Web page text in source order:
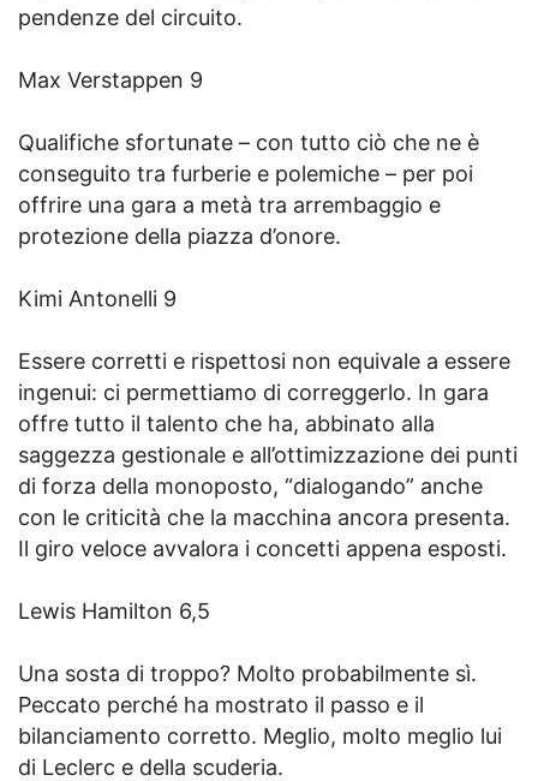
pendenze del circuito.
Max Verstappen 9
Qualifiche sfortunate – con tutto ciò che ne è
conseguito tra furberie e polemiche – per poi
offrire una gara a metà tra arrembaggio e
protezione della piazza d’onore.
Kimi Antonelli 9
Essere corretti e rispettosi non equivale a essere
ingenui: ci permettiamo di correggerlo. In gara
offre tutto il talento che ha, abbinato alla
saggezza gestionale e all’ottimizzazione dei punti
di forza della monoposto, “dialogando” anche
con le criticità che la macchina ancora presenta.
Il giro veloce avvalora i concetti appena esposti.
Lewis Hamilton 6,5
Una sosta di troppo? Molto probabilmente sì.
Peccato perché ha mostrato il passo e il
bilanciamento corretto. Meglio, molto meglio lui
di Leclerc e della scuderia.